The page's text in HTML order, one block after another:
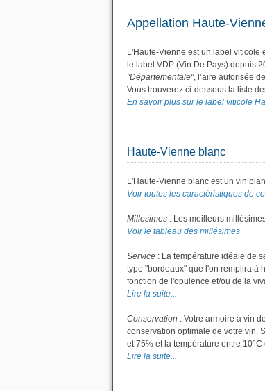
Appellation Haute-
L'Haute-Vienne est un label viticole
le label VDP (Vin De Pays) depuis
"Départementale", l’aire autorisée
Vous trouverez ci-dessous la liste
En savoir plus sur le label viticole
Haute-Vienne blanc
L'Haute-Vienne blanc est un vin
Voir toutes les caractéristiques de
Millesimes : Les meilleurs
Voir le tableau des millésimes
Service : La température idéale de
type "bordeaux" que l'on remplira à
fonction de l'opulence et/ou de la
Lire la suite...
Conservation : Votre armoire à vin
conservation optimale de votre vin.
et 75% et la température entre
Lire la suite...